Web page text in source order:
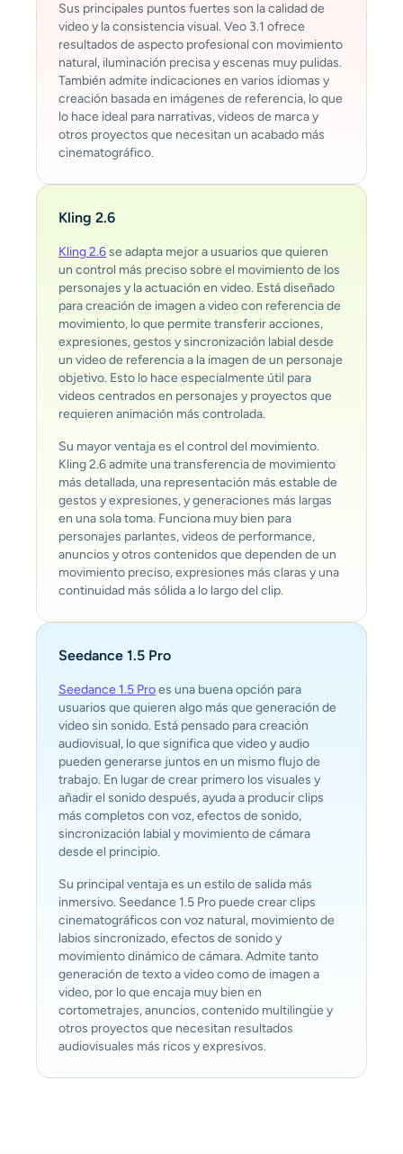
Sus principales puntos fuertes son la calidad de
video y la consistencia visual. Veo 3.1 ofrece
resultados de aspecto profesional con movimiento
natural, iluminación precisa y escenas muy pulidas.
También admite indicaciones en varios idiomas y
creación basada en imágenes de referencia, lo que
lo hace ideal para narrativas, videos de marca y
otros proyectos que necesitan un acabado más
cinematográfico.
Kling 2.6
Kling 2.6se adapta mejor a usuarios que quieren
un control más preciso sobre el movimiento de los
personajes y la actuación en video. Está diseñado
para creación de imagen a video con referencia de
movimiento, lo que permite transferir acciones,
expresiones, gestos y sincronización labial desde
un video de referencia a la imagen de un personaje
objetivo. Esto lo hace especialmente útil para
videos centrados en personajes y proyectos que
requieren animación más controlada.
Su mayor ventaja es el control del movimiento.
Kling 2.6 admite una transferencia de movimiento
más detallada, una representación más estable de
gestos y expresiones, y generaciones más largas
en una sola toma. Funciona muy bien para
personajes parlantes, videos de performance,
anuncios y otros contenidos que dependen de un
movimiento preciso, expresiones más claras y una
continuidad más sólida a lo largo del clip.
Seedance 1.5 Pro
Seedance 1.5 Proes una buena opción para
usuarios que quieren algo más que generación de
video sin sonido. Está pensado para creación
audiovisual, lo que significa que video y audio
pueden generarse juntos en un mismo flujo de
trabajo. En lugar de crear primero los visuales y
añadir el sonido después, ayuda a producir clips
más completos con voz, efectos de sonido,
sincronización labial y movimiento de cámara
desde el principio.
Su principal ventaja es un estilo de salida más
inmersivo. Seedance 1.5 Pro puede crear clips
cinematográficos con voz natural, movimiento de
labios sincronizado, efectos de sonido y
movimiento dinámico de cámara. Admite tanto
generación de texto a video como de imagen a
video, por lo que encaja muy bien en
cortometrajes, anuncios, contenido multilingüe y
otros proyectos que necesitan resultados
audiovisuales más ricos y expresivos.